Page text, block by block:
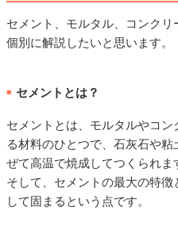
セメント、モルタル、コンク
個別に解説したいと思います。
■ セメントとは？
セメントとは、モルタルやコ
る材料のひとつで、石灰石や
ぜて高温で焼成してつくられま
そして、セメントの最大の特
して固まるという点です。